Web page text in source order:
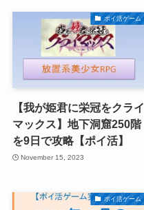
ポイ活ゲーム
【我が姫君に栄冠をクライ
マックス】地下洞窟250階
を9日で攻略【ポイ活】
November 15, 2023
ポイ活ゲーム